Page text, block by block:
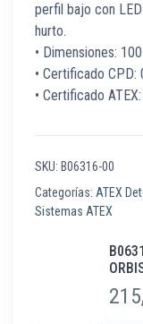
perfil bajo con
hurto.
• Dimensiones:
• Certificado
• Certificado
SKU: B06316-00
Categorías: ATEX
Sistemas ATEX
215,